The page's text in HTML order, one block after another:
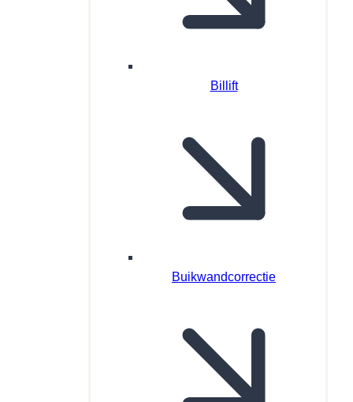
Billift
Buikwandcorrectie